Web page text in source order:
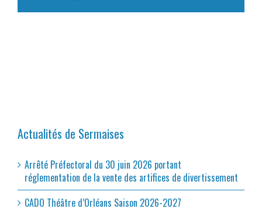
Actualités de Sermaises
Arrêté Préfectoral du 30 juin 2026 portant
réglementation de la vente des artifices de divertissement
CADO Théâtre d’Orléans Saison 2026-2027